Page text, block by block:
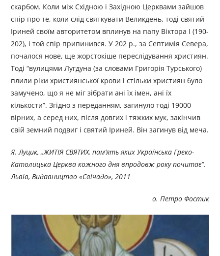
скарбом. Коли між Східною і Західною Церквами зайшов
спір про те, коли слід святкувати Великдень, тоді святий
Іриней своїм авторитетом вплинув на папу Віктора I (190-
202), і той спір припинився. У 202 р., за Септимія Севера,
почалося нове, ще жорстокіше переслідування християн.
Тоді “вулицями Лугдуна (за словами Григорія Турського)
плили ріки християнської крови і стільки християн було
замучено, що я не міг зібрати ані їх імен, ані їх
кількости”. Згідно з переданням, загинуло тоді 19000
вірних, а серед них, після довгих і тяжких мук, закінчив
свій земний подвиг і святий Іриней. Він загинув від меча.
Я. Луцик, „ЖИТІЯ СВЯТИХ, пам’ять яких Українська Греко-
Католицька Церква кожного дня впродовж року почитає”.
Львів, Видавництво «Свічадо», 2011
о. Петро Фостик